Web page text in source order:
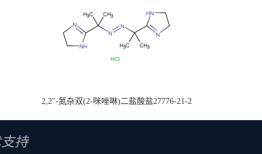
2,2''-氮杂双(2-咪唑啉)二盐酸盐27776-21-2
持